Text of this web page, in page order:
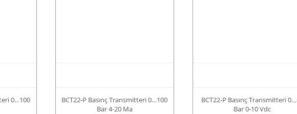
0…100
BCT22-P Basınç Transmitteri 0…100
Bar 4-20 Ma
BCT22-P Basınç Transmitteri
Bar 0-10 Vdc